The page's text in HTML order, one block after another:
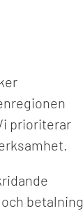
prioriterar
betalning